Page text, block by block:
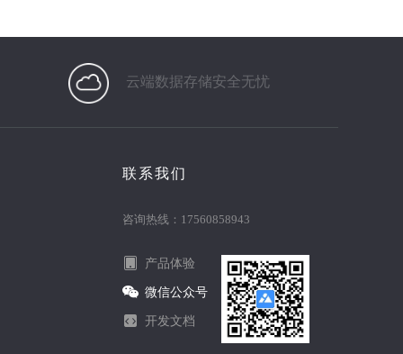
云端数据存储安全无忧
联系我们
咨询热线：17560858943
产品体验
微信公众号
开发文档